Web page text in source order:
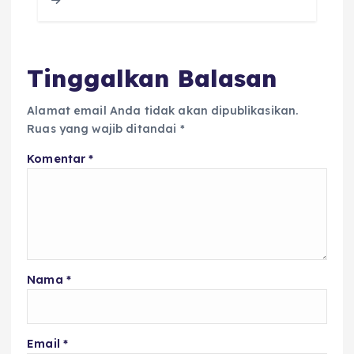
Tinggalkan Balasan
Alamat email Anda tidak akan dipublikasikan.
Ruas yang wajib ditandai *
Komentar*
Nama *
Email *